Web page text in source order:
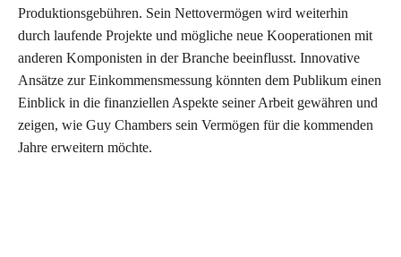
Produktionsgebühren. Sein Nettovermögen wird weiterhin
durch laufende Projekte und mögliche neue Kooperationen mit
anderen Komponisten in der Branche beeinflusst. Innovative
Ansätze zur Einkommensmessung könnten dem Publikum einen
Einblick in die finanziellen Aspekte seiner Arbeit gewähren und
zeigen, wie Guy Chambers sein Vermögen für die kommenden
Jahre erweitern möchte.